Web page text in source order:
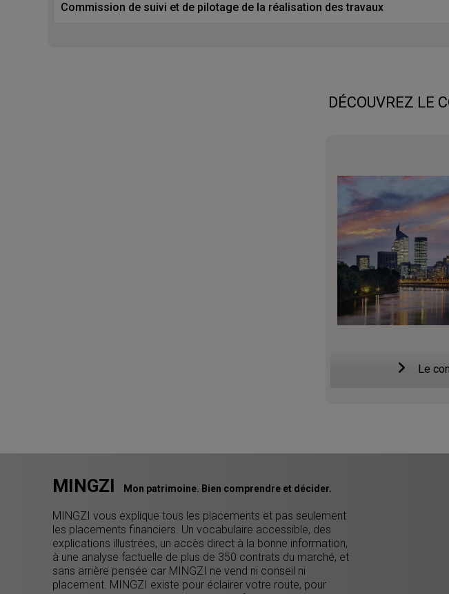
Commission de suivi et de pilotage de la réalisation des travaux
DÉCOUVREZ LE
Le
MINGZI Mon patrimoine. Bien comprendre et décider.
MINGZI vous explique tous les placements et pas seulement
les placements financiers. Un vocabulaire accessible, des
explications illustrées, un accès direct à la bonne information,
à une analyse factuelle de plus de 350 contrats du marché, et
sans arrière pensée car MINGZI ne vend ni conseil ni
placement. MINGZI existe pour éclairer votre route, pour